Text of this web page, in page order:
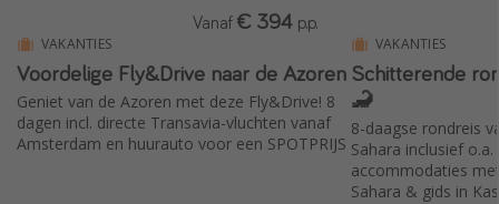
Reisblog
Reiskalender
25 beste pretparken
Beste keukens ter wereld
VAKANTIES
Voordelige Fly&Drive naar de Azoren
Geniet van de Azoren met deze Fly&Drive! 8
dagen incl. directe Transavia-vluchten vanaf
Amsterdam en huurauto voor een SPOTPRIJS
Vanaf € 394 p.p.
VAKANTIES
Schitterende
🦂
8-daagse rondreis
Sahara inclusief
accommodaties
Sahara & gids in